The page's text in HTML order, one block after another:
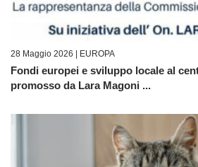
28 Maggio 2026 | EUROPA
Fondi europei e sviluppo locale al
promosso da Lara Magoni ...